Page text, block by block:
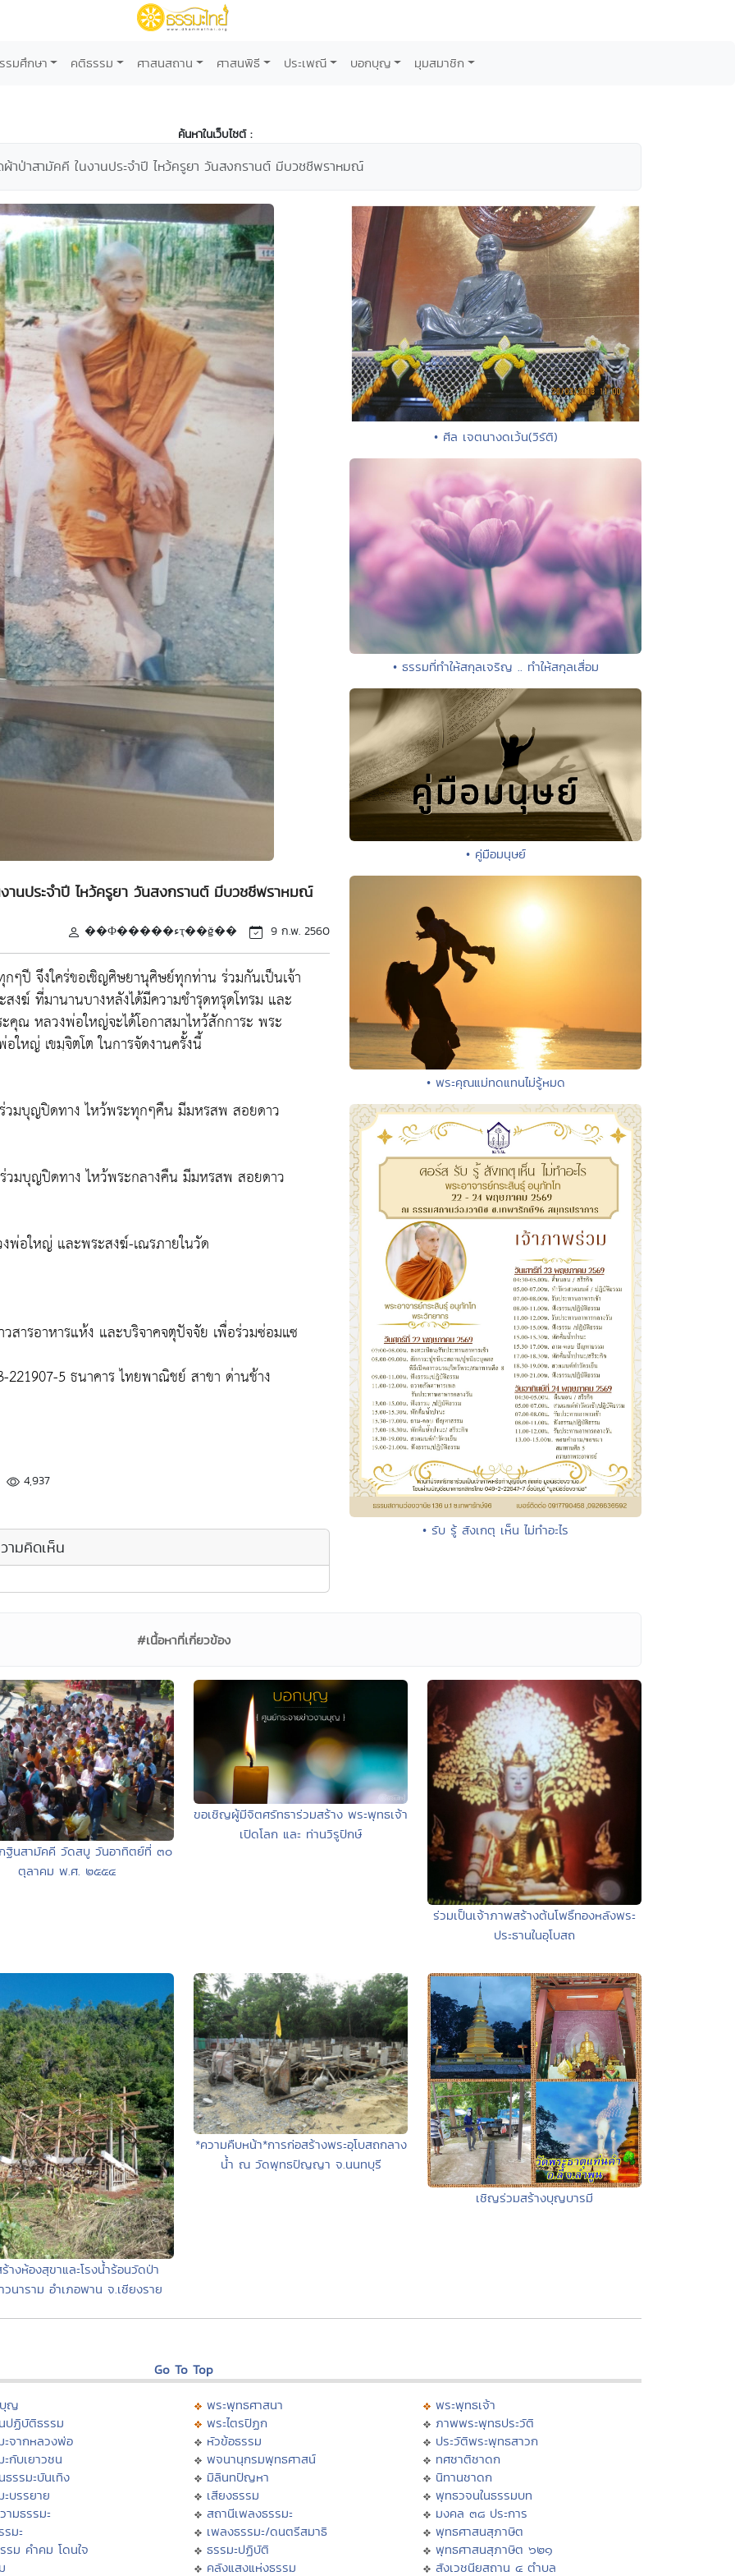
รมศึกษา คติธรรม ศาสนสถาน ศาสนพิธี ประเพณี บอกบุญ มุมสมาชิก
ค้นหาในเว็บไซต์ :
าป่าสามัคคี ในงานประจำปี ไหว้ครูยา วันสงกรานต์ มีบวชชีพราหมณ์
านประจำปี ไหว้ครูยา วันสงกรานต์ มีบวชชีพราหมณ์
��Ф�����ءҭ��ǧ�� 9 ก.พ. 2560
ๆปี จึงใคร่ขอเชิญศิษยานุศิษย์ทุกท่าน ร่วมกันเป็นเจ้า
ฆ์ ที่มานานบางหลังได้มีความชำรุดทรุดโทรม และ
ณ หลวงพ่อใหญ่จะได้โอกาสมาไหว้สักการะ พระ
หญ่ เขมฺจิตโต ในการจัดงานครั้งนี้
บุญปิดทาง ไหว้พระทุกๆคืน มีมหรสพ สอยดาว
มบุญปิดทาง ไหว้พระกลางคืน มีมหรสพ สอยดาว
อใหญ่ และพระสงฆ์-เณรภายในวัด
ารอาหารแห้ง และบริจาคจตุปัจจัย เพื่อร่วมซ่อมแซ
5 ธนาคาร ไทยพาณิชย์ สาขา ด่านช้าง
4,937
ามคิดเห็น
• ศีล เจตนางดเว้น(วิรัติ)
• ธรรมที่ทำให้สกุลเจริญ .. ทำให้สกุลเสื่อม
• คู่มือมนุษย์
• พระคุณแม่ทดแทนไม่รู้หมด
• รับ รู้ สังเกตุ เห็น ไม่ทำอะไร
#เนื้อหาที่เกี่ยวข้อง
ฐินสามัคคี วัดสบู วันอาทิตย์ที่ ๓๐
ตุลาคม พ.ศ. ๒๕๕๔
ขอเชิญผู้มีจิตศรัทธาร่วมสร้าง พระพุทธเจ้า
เปิดโลก และ ท่านวิรูปักษ์
ร่วมเป็นเจ้าภาพสร้างต้นโพธิ์ทองหลังพระ
ประธานในอุโบสถ
างห้องสุขาและโรงน้ำร้อนวัดป่า
วนาราม อำเภอพาน จ.เชียงราย
*ความคืบหน้า*การก่อสร้างพระอุโบสถกลาง
น้ำ ณ วัดพุทธปัญญา จ.นนทบุรี
เชิญร่วมสร้างบุญบารมี
Go To Top
ญ
ปฏิบัติธรรม
ะจากหลวงพ่อ
ะกับเยาวชน
ธรรมะบันเทิง
ะบรรยาย
ามธรรมะ
รมะ
รม คำคม โดนใจ
พระพุทธศาสนา
พระไตรปิฏก
หัวข้อธรรม
พจนานุกรมพุทธศาสน์
มิลินทปัญหา
เสียงธรรม
สถานีเพลงธรรมะ
เพลงธรรมะ/ดนตรีสมาธิ
ธรรมะปฏิบัติ
คลังแสงแห่งธรรม
พระพุทธเจ้า
ภาพพระพุทธประวัติ
ประวัติพระพุทธสาวก
ทศชาติชาดก
นิทานชาดก
พุทธวจนในธรรมบท
มงคล ๓๘ ประการ
พุทธศาสนสุภาษิต
พุทธศาสนสุภาษิต ๖๒๑
สังเวชนียสถาน ๔ ตำบล